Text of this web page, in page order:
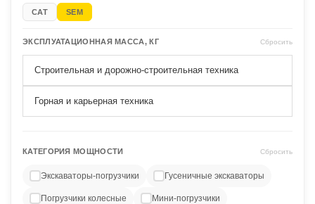
CAT SEM
ЭКСПЛУАТАЦИОННАЯ МАССА, КГ Сбросить
Строительная и дорожно-строительная техника
Горная и карьерная техника
КАТЕГОРИЯ МОЩНОСТИ Сбросить
Экскаваторы-погрузчики Гусеничные экскаваторы
Погрузчики колесные Мини-погрузчики